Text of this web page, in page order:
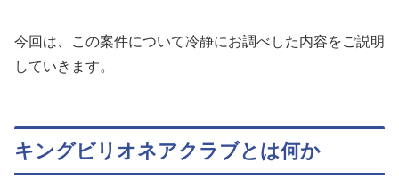
今回は、この案件について冷静にお調べした内容をご説明
していきます。
キングビリオネアクラブとは何か